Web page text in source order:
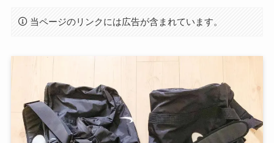
当ページのリンクには広告が含まれています。